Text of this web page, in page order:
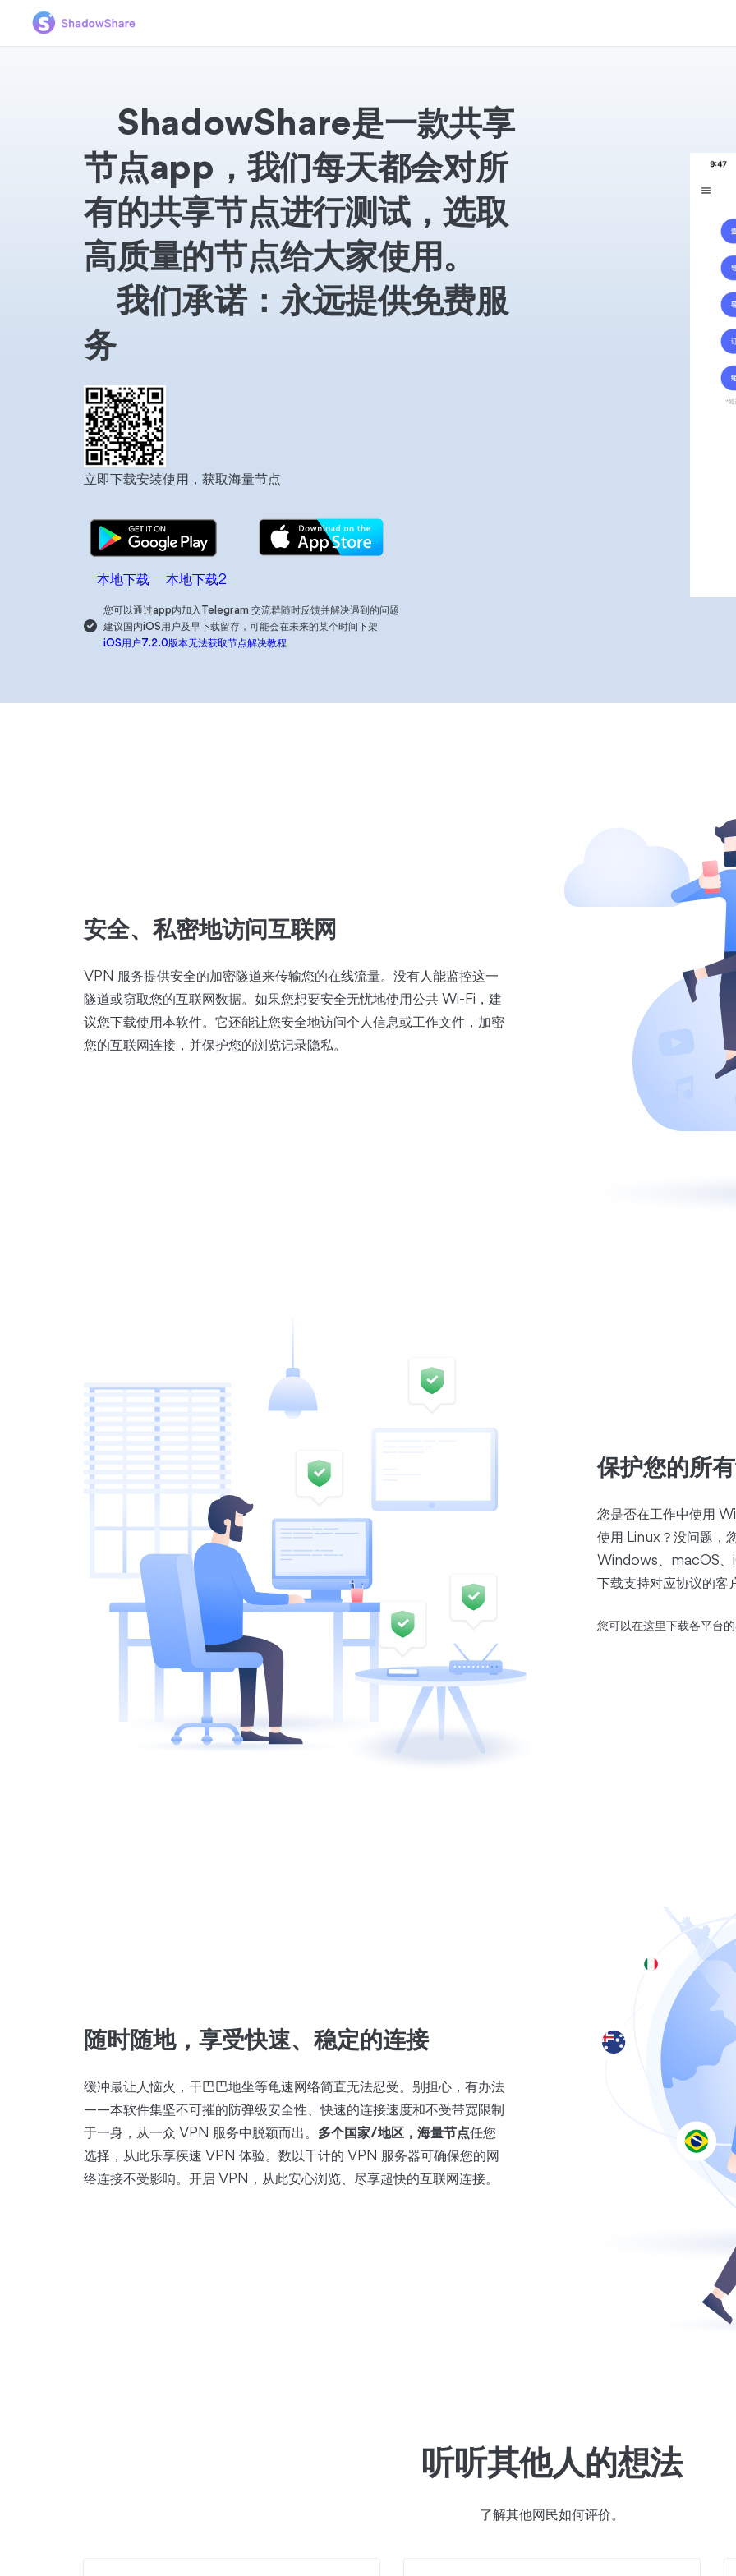
ShadowShare是一款共享
节点app，我们每天都会对所
有的共享节点进行测试，选取
高质量的节点给大家使用。
我们承诺：永远提供免费服
务
立即下载安装使用，获取海量节点
本地下载 本地下载2
您可以通过app内加入Telegram 交流群随时反馈并解决遇到的问题
建议国内iOS用户及早下载留存，可能会在未来的某个时间下架
iOS用户7.2.0版本无法获取节点解决教程
安全、私密地访问互联网
VPN 服务提供安全的加密隧道来传输您的在线流量。没有人能监控这一
隧道或窃取您的互联网数据。如果您想要安全无忧地使用公共 Wi-Fi，建
议您下载使用本软件。它还能让您安全地访问个人信息或工作文件，加密
您的互联网连接，并保护您的浏览记录隐私。
保护您的所
您是否在工作中使用
使用 Linux？没问题，
Windows、macOS、
下载支持对应协议的客
您可以在这里下载各平台
随时随地，享受快速、稳定的连接
缓冲最让人恼火，干巴巴地坐等龟速网络简直无法忍受。别担心，有办法
——本软件集坚不可摧的防弹级安全性、快速的连接速度和不受带宽限制
于一身，从一众 VPN 服务中脱颖而出。 多个国家/地区， 海量节点任您
选择，从此乐享疾速 VPN 体验。数以千计的 VPN 服务器可确保您的网
络连接不受影响。开启 VPN，从此安心浏览、尽享超快的互联网连接。
听听其他人的想法
了解其他网民如何评价。